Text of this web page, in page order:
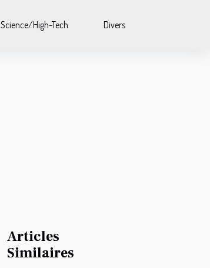
Science/High-Tech Divers
Articles
Similaires